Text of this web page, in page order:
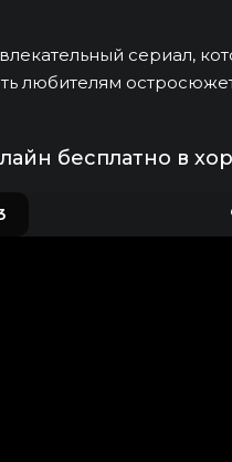
сериал,
любителям
бесплатно в